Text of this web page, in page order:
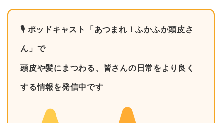
🎙 ポッドキャスト「あつまれ！ふかふか頭皮さ
ん」で
頭皮や髪にまつわる、皆さんの日常をより良く
する情報を発信中です